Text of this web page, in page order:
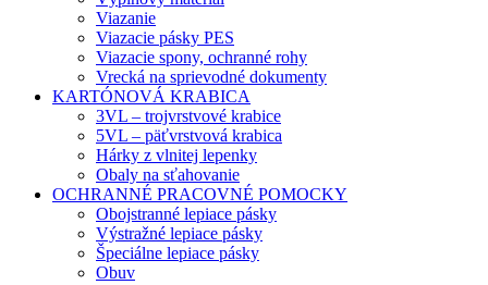
Viazanie
Viazacie pásky PES
Viazacie spony, ochranné rohy
Vrecká na sprievodné dokumenty
KARTÓNOVÁ KRABICA
3VL – trojvrstvové krabice
5VL – päťvrstvová krabica
Hárky z vlnitej lepenky
Obaly na sťahovanie
OCHRANNÉ PRACOVNÉ POMOCKY
Obojstranné lepiace pásky
Výstražné lepiace pásky
Špeciálne lepiace pásky
Obuv